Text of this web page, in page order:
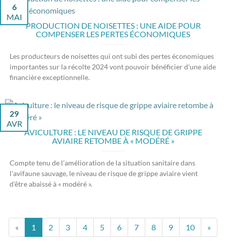
PRODUCTION DE NOISETTES : UNE AIDE POUR
COMPENSER LES PERTES ÉCONOMIQUES
6
MAI
Les producteurs de noisettes qui ont subi des pertes économiques
importantes sur la récolte 2024 vont pouvoir bénéficier d'une aide
financière exceptionnelle.
AVICULTURE : LE NIVEAU DE RISQUE DE GRIPPE
AVIAIRE RETOMBE À « MODÉRÉ »
29
AVR
Compte tenu de l'amélioration de la situation sanitaire dans
l'avifaune sauvage, le niveau de risque de grippe aviaire vient
d'être abaissé à « modéré ».
« 1 2 3 4 5 6 7 8 9 10 »